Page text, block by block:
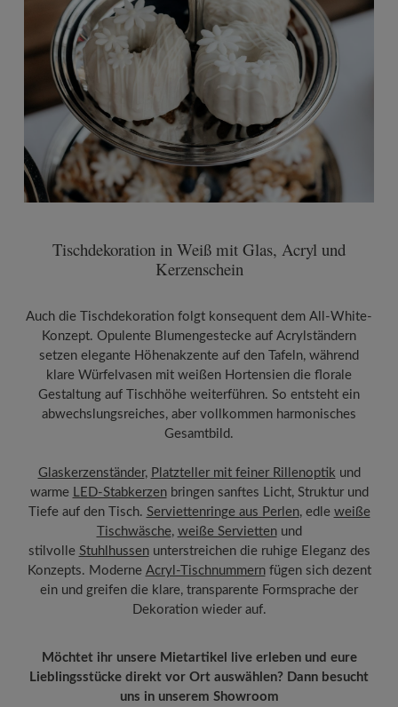
Tischdekoration in Weiß mit Glas, Acryl und
Kerzenschein
Auch die Tischdekoration folgt konsequent dem All-White-
Konzept. Opulente Blumengestecke auf Acrylständern
setzen elegante Höhenakzente auf den Tafeln, während
klare Würfelvasen mit weißen Hortensien die florale
Gestaltung auf Tischhöhe weiterführen. So entsteht ein
abwechslungsreiches, aber vollkommen harmonisches
Gesamtbild.
Glaskerzenständer, Platzteller mit feiner Rillenoptik und
warme LED-Stabkerzenbringen sanftes Licht, Struktur und
Tiefe auf den Tisch. Serviettenringe aus Perlen, edle weiße
Tischwäsche, weiße Serviettenund
stilvolle Stuhlhussenunterstreichen die ruhige Eleganz des
Konzepts. Moderne Acryl-Tischnummernfügen sich dezent
ein und greifen die klare, transparente Formsprache der
Dekoration wieder auf.
Möchtet ihr unsere Mietartikel live erleben und eure
Lieblingsstücke direkt vor Ort auswählen? Dann besucht
uns in unserem Showroom